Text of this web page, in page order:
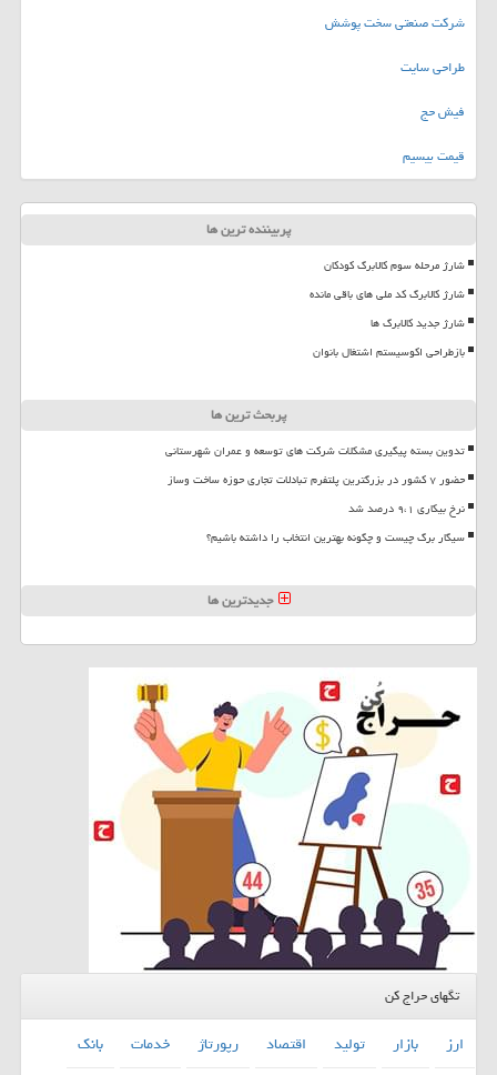
شرکت صنعتی سخت پوشش
طراحی سایت
فیش حج
قیمت بیسیم
پربیننده ترین ها
شارژ مرحله سوم کالابرگ کودکان
شارژ کالابرگ کد ملی های باقی مانده
شارژ جدید کالابرگ ها
بازطراحی اکوسیستم اشتغال بانوان
پربحث ترین ها
تدوین بسته پیگیری مشکلات شرکت های توسعه و عمران شهرستانی
حضور ۷ کشور در بزرگترین پلتفرم تبادلات تجاری حوزه ساخت وساز
نرخ بیکاری ۹،۱ درصد شد
سیگار برگ چیست و چگونه بهترین انتخاب را داشته باشیم؟
جدیدترین ها
تگهای حراج کن
ارز بازار تولید اقتصاد رپورتاژ خدمات
بانك